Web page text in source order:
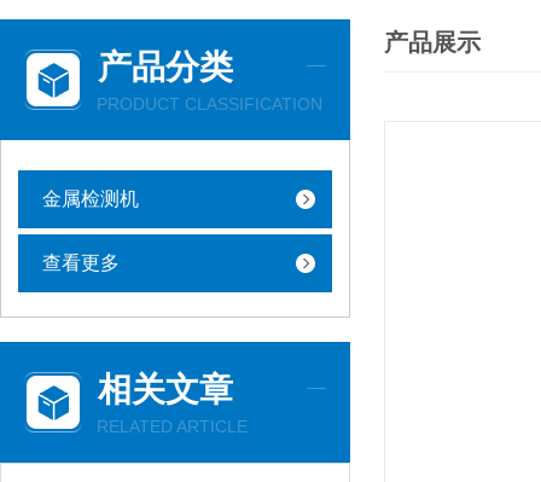
产品分类
PRODUCT CLASSIFICATION
金属检测机
查看更多
相关文章
RELATED ARTICLE
产品展示